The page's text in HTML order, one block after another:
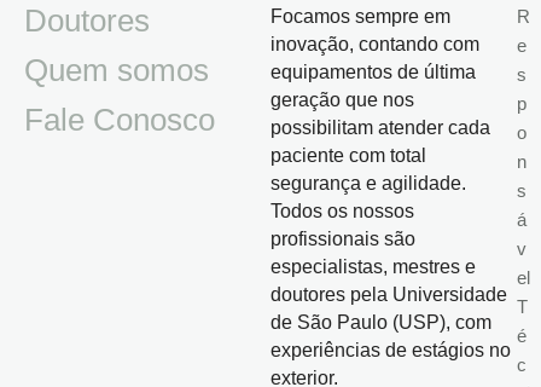
Doutores
Quem somos
Fale Conosco
Focamos sempre em
inovação, contando com
equipamentos de última
geração que nos
possibilitam atender cada
paciente com total
segurança e agilidade.
Todos os nossos
profissionais são
especialistas, mestres e
doutores pela Universidade
de São Paulo (USP), com
experiências de estágios no
exterior.
R
e
s
p
o
n
s
á
v
el
T
é
c